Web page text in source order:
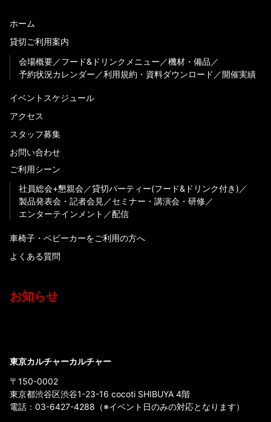
ホーム
貸切ご利用案内
会場概要
フード&ドリンクメニュー
機材・備品
予約状況カレンダー
利用規約・資料ダウンロード 開催実績
イベントスケジュール
アクセス
スタッフ募集
お問い合わせ
ご利用シーン
社員総会+懇親会
貸切パーティー(フード&ドリンク付き)
製品発表会・記者会見
セミナー・講演会・研修
エンターテインメント
配信
車椅子・ベビーカーをご利用の方へ
よくある質問
お知らせ
東京カルチャーカルチャー
〒150-0002
東京都渋谷区渋谷1-23-16 cocoti SHIBUYA 4階
電話： 03-6427-4288 （※イベント日のみの対応となります）